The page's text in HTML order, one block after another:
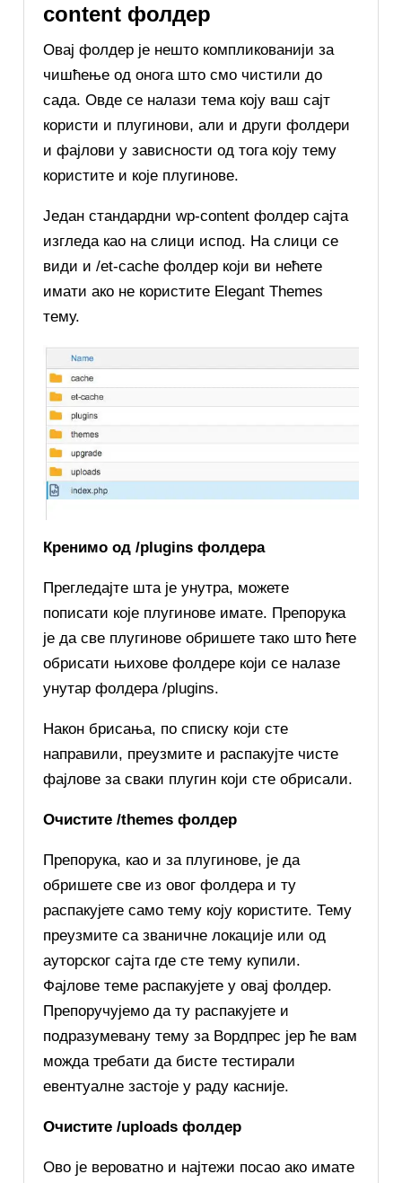
content фолдер
Овај фолдер је нешто компликованији за
чишћење од онога што смо чистили до
сада. Овде се налази тема коју ваш сајт
користи и плугинови, али и други фолдери
и фајлови у зависности од тога коју тему
користите и које плугинове.
Један стандардни wp-content фолдер сајта
изгледа као на слици испод. На слици се
види и /et-cache фолдер који ви нећете
имати ако не користите Elegant Themes
тему.
Кренимо од /plugins фолдера
Прегледајте шта је унутра, можете
пописати које плугинове имате. Препорука
је да све плугинове обришете тако што ћете
обрисати њихове фолдере који се налазе
унутар фолдера /plugins.
Након брисања, по списку који сте
направили, преузмите и распакујте чисте
фајлове за сваки плугин који сте обрисали.
Очистите /themes фолдер
Препорука, као и за плугинове, је да
обришете све из овог фолдера и ту
распакујете само тему коју користите. Тему
преузмите са званичне локације или од
ауторског сајта где сте тему купили.
Фајлове теме распакујете у овај фолдер.
Препоручујемо да ту распакујете и
подразумевану тему за Вордпрес јер ће вам
можда требати да бисте тестирали
евентуалне застоје у раду касније.
Очистите /uploads фолдер
Ово је вероватно и најтежи посао ако имате